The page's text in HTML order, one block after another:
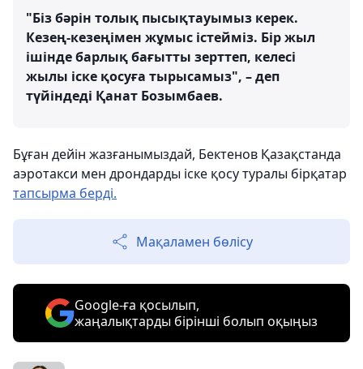
"Біз бәрін толық пысықтауымыз керек.
Кезең-кезеңімен жұмыс істейміз. Бір жыл
ішінде барлық бағытты зерттеп, келесі
жылы іске қосуға тырысамыз", – деп
түйіндеді Қанат Бозымбаев.
Бұған дейін жазғанымыздай, Бектенов Қазақстанда
аэротакси мен дрондарды іске қосу туралы бірқатар
тапсырма берді.
Мақаламен бөлісу
Google-ға қосылып,
жаңалықтарды бірінші болып оқыңыз